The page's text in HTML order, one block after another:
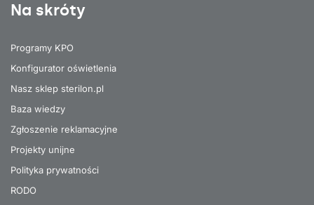
Na skróty
Programy KPO
Konfigurator oświetlenia
Nasz sklep sterilon.pl
Baza wiedzy
Zgłoszenie reklamacyjne
Projekty unijne
Polityka prywatności
RODO